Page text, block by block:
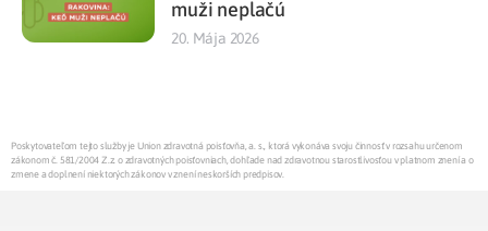
muži neplačú
20. Mája 2026
Poskytovateľom tejto služby je Union zdravotná poisťovňa, a. s., ktorá vykonáva svoju činnosť v rozsahu určenom
zákonom č. 581/2004 Z.z. o zdravotných poisťovniach, dohľade nad zdravotnou starostlivosťou v platnom znení a o
zmene a doplnení niektorých zákonov v znení neskorších predpisov.